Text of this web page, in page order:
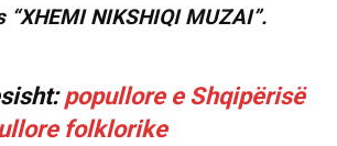
NIKSHIQI MUZAI”.
popullore e Shqipërisë
folklorike